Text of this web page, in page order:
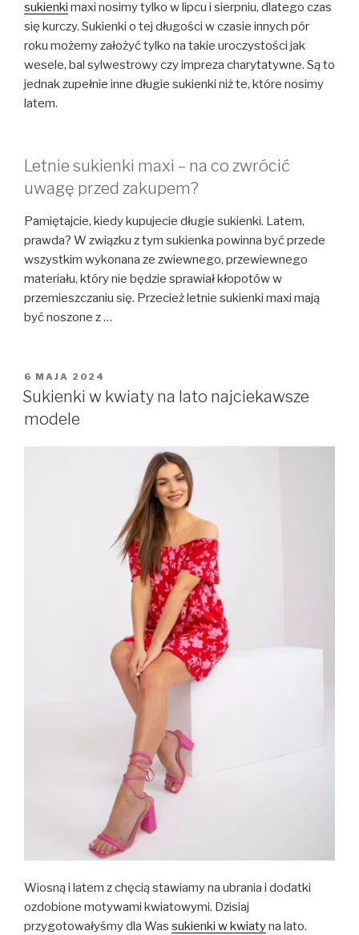
sukienki maxi nosimy tylko w lipcu i sierpniu, dlatego czas
się kurczy. Sukienki o tej długości w czasie innych pór
roku możemy założyć tylko na takie uroczystości jak
wesele, bal sylwestrowy czy impreza charytatywne. Są to
jednak zupełnie inne długie sukienki niż te, które nosimy
latem.
Letnie sukienki maxi – na co zwrócić
uwagę przed zakupem?
Pamiętajcie, kiedy kupujecie długie sukienki. Latem,
prawda? W związku z tym sukienka powinna być przede
wszystkim wykonana ze zwiewnego, przewiewnego
materiału, który nie będzie sprawiał kłopotów w
przemieszczaniu się. Przecież letnie sukienki maxi mają
być noszone z …
OPUBLIKOWANE
W
6 MAJA 2024
Sukienki w kwiaty na lato najciekawsze
modele
Wiosną i latem z chęcią stawiamy na ubrania i dodatki
ozdobione motywami kwiatowymi. Dzisiaj
przygotowałyśmy dla Was sukienki w kwiatyna lato.